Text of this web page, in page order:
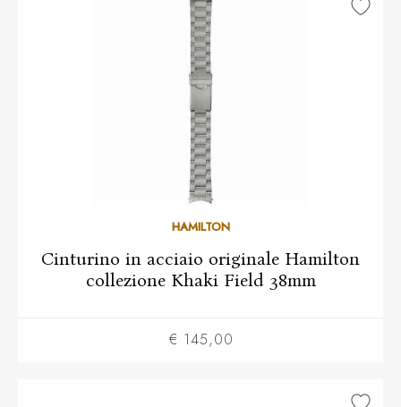
HAMILTON
Cinturino in acciaio originale Hamilton
collezione Khaki Field 38mm
€ 145,00